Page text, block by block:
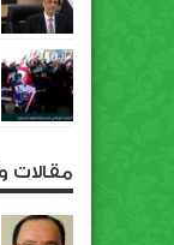
مقالات